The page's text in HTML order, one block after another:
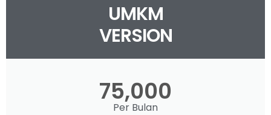
UMKM
VERSION
75,000
Per Bulan